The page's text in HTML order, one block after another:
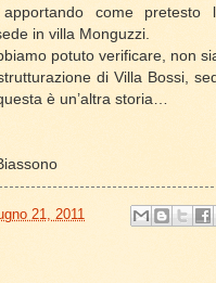
come pretesto
in villa Monguzzi.
potuto verificare, non
di Villa Bossi,
è un’altra storia…
21, 2011